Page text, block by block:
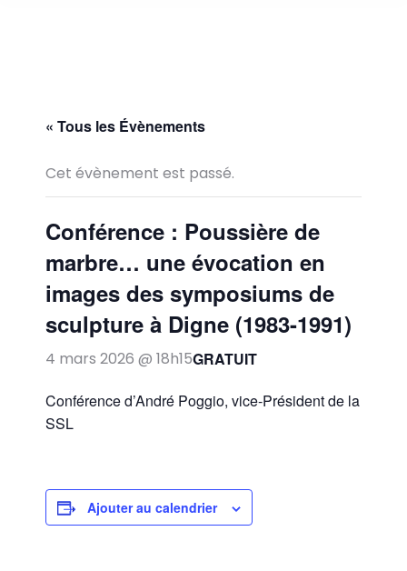
« Tous les Évènements
Cet évènement est passé.
Conférence : Poussière de
marbre… une évocation en
images des symposiums de
sculpture à Digne (1983-1991)
4 mars 2026 @ 18h15GRATUIT
Conférence d’André Poggio, vice-Président de la
SSL
Ajouter au calendrier